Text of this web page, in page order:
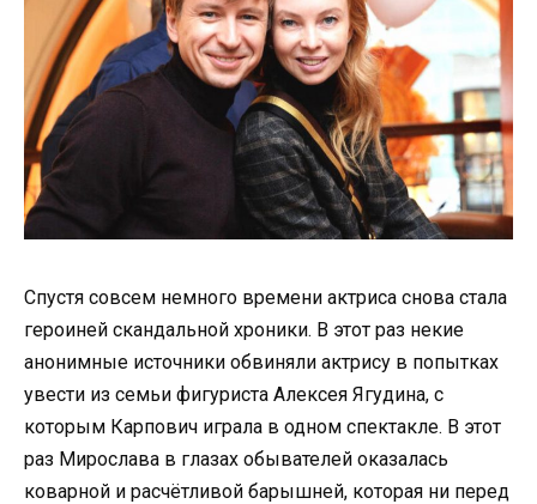
Спустя совсем немного времени актриса снова стала
героиней скандальной хроники. В этот раз некие
анонимные источники обвиняли актрису в попытках
увести из семьи фигуриста Алексея Ягудина, с
которым Карпович играла в одном спектакле. В этот
раз Мирослава в глазах обывателей оказалась
коварной и расчётливой барышней, которая ни перед